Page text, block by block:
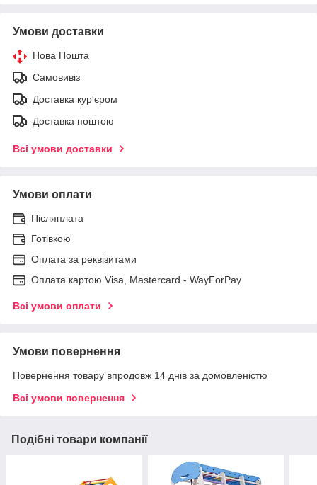
Умови доставки
Нова Пошта
Самовивіз
Доставка кур'єром
Доставка поштою
Всі умови доставки
Умови оплати
Післяплата
Готівкою
Оплата за реквізитами
Оплата картою Visa, Mastercard - WayForPay
Всі умови оплати
Умови повернення
Повернення товару впродовж 14 днів за домовленістю
Всі умови повернення
Подібні товари компанії